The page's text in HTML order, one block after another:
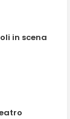
in scena